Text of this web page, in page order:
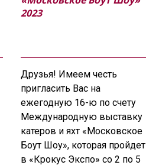
2023
Друзья! Имеем честь
пригласить Вас на
ежегодную 16-ю по счету
Международную выставку
катеров и яхт «Московское
Боут Шоу», которая пройдет
в «Крокус Экспо» со 2 по 5